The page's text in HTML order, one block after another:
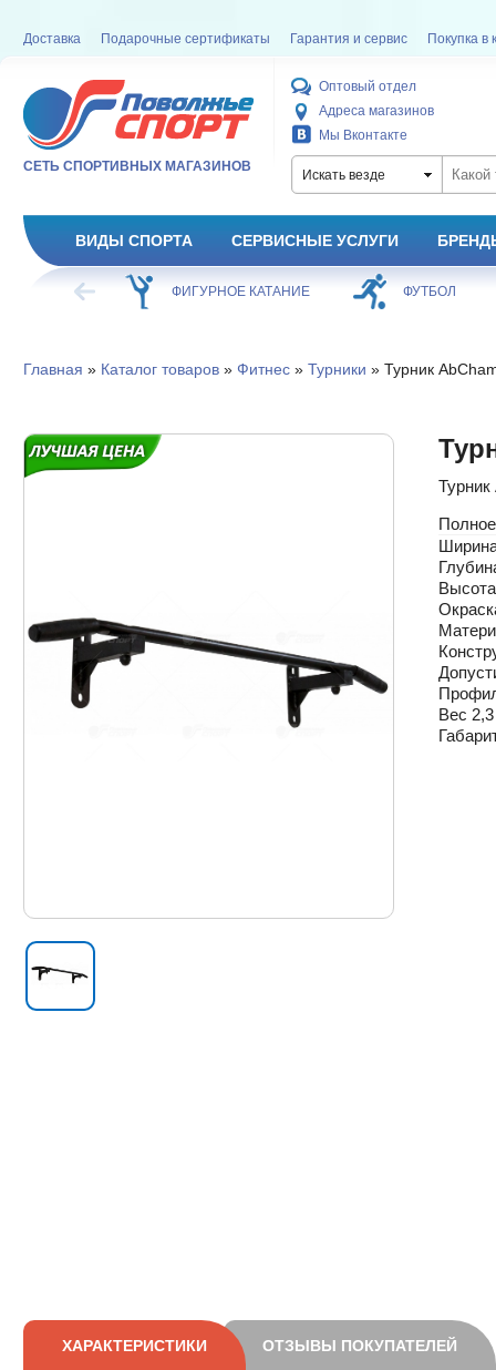
Доставка Подарочные сертификаты Гарантия и сервис Покупка в
СЕТЬ СПОРТИВНЫХ МАГАЗИНОВ
Оптовый отдел
Адреса магазинов
Мы Вконтакте
Искать везде
ВИДЫ СПОРТА СЕРВИСНЫЕ УСЛУГИ
ХОККЕЙ ФИГУРНОЕ КАТАНИЕ ФУТБОЛ
Главная » Каталог товаров» Фитнес» Турники » Турник
Турник
Вес 2,3
ХАРАКТЕРИСТИКИ ОТЗЫВЫ ПОКУПАТЕЛЕЙ